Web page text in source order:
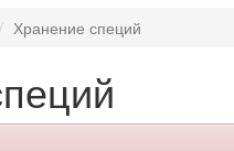
Хранение специй